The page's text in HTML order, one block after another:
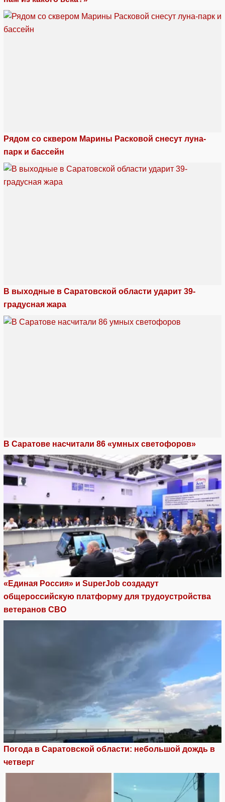
Рядом со сквером Марины Расковой снесут луна-
парк и бассейн
В выходные в Саратовской области ударит 39-
градусная жара
В Саратове насчитали 86 «умных светофоров»
«Единая Россия» и SuperJob создадут
общероссийскую платформу для трудоустройства
ветеранов СВО
Погода в Саратовской области: небольшой дождь в
четверг